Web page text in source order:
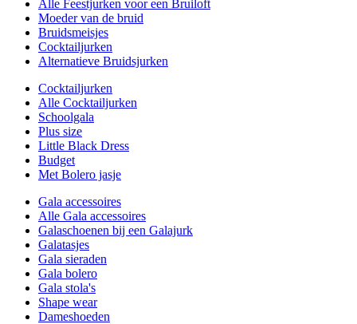
Alle Feestjurken voor een Bruiloft
Moeder van de bruid
Bruidsmeisjes
Cocktailjurken
Alternatieve Bruidsjurken
Cocktailjurken
Alle Cocktailjurken
Schoolgala
Plus size
Little Black Dress
Budget
Met Bolero jasje
Gala accessoires
Alle Gala accessoires
Galaschoenen bij een Galajurk
Galatasjes
Gala sieraden
Gala bolero
Gala stola's
Shape wear
Dameshoeden